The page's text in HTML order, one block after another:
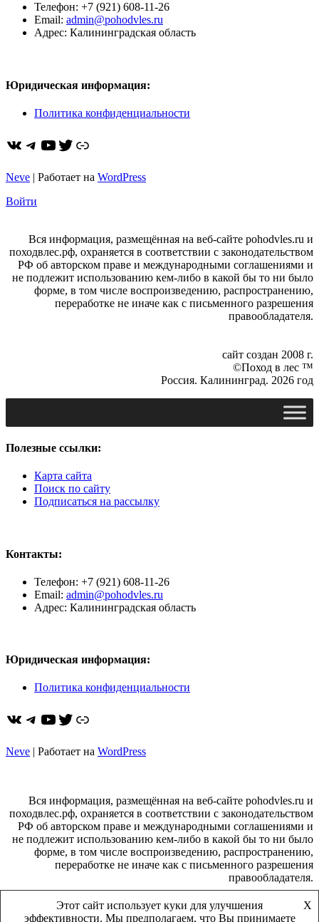
Телефон: +7 (921) 608-11-26
Email: admin@pohodvles.ru
Адрес: Калининградская область
Юридическая информация:
Политика конфиденциальности
ВКонтакте
Telegram
YouTube
Twitter
https://dzen.ru/pohodvles
Neve | Работает на WordPress
Войти
Вся информация, размещённая на веб-сайте pohodvles.ru и
походвлес.рф, охраняется в соответствии с законодательством
РФ об авторском праве и международными соглашениями и
не подлежит использованию кем-либо в какой бы то ни было
форме, в том числе воспроизведению, распространению,
переработке не иначе как с письменного разрешения
правообладателя.
сайт создан 2008 г.
©Поход в лес ™
Россия. Калининград. 2026 год
Полезные ссылки:
Карта сайта
Поиск по сайту
Подписаться на рассылку
Контакты:
Телефон: +7 (921) 608-11-26
Email: admin@pohodvles.ru
Адрес: Калининградская область
Юридическая информация:
Политика конфиденциальности
ВКонтакте
Telegram
YouTube
Twitter
https://dzen.ru/pohodvles
Neve | Работает на WordPress
Вся информация, размещённая на веб-сайте pohodvles.ru и
походвлес.рф, охраняется в соответствии с законодательством
РФ об авторском праве и международными соглашениями и
не подлежит использованию кем-либо в какой бы то ни было
форме, в том числе воспроизведению, распространению,
переработке не иначе как с письменного разрешения
правообладателя.
сайт создан 2008 г.
Этот сайт использует куки для улучшения
эффективности. Мы предполагаем, что Вы принимаете
X